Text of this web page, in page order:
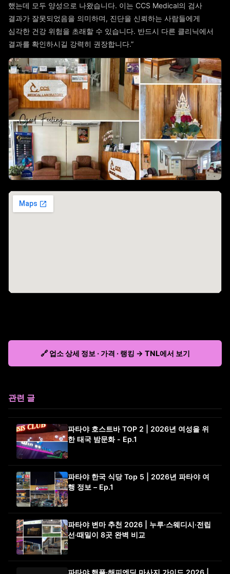
했는데 모두 양성으로 나왔습니다. 이는 CCS Medical의 검사
결과가 잘못되었음을 의미하며, 진단을 신뢰하는 사람들에게
심각한 건강 위험을 초래할 수 있습니다. 반드시 다른 클리닉에서
결과를 확인하시길 강력히 권장합니다.”
🔗 업소 상세 정보 · 가격 · 랭킹 → TNL에서 보기
관련 글
파타야 호스트바 TOP 2 | 2026년 여성을 위
한 태국 밤문화 - Ep.1
파타야 한국 식당 Top 5 | 2026년 파타야 여
행 정보 – Ep.1
파타야 변마 추천 2026 | 누루·스웨디시·전립
선·때밀이 8곳 완벽 비교
파타야 핸플·해피엔딩 마사지 가이드 2026 |